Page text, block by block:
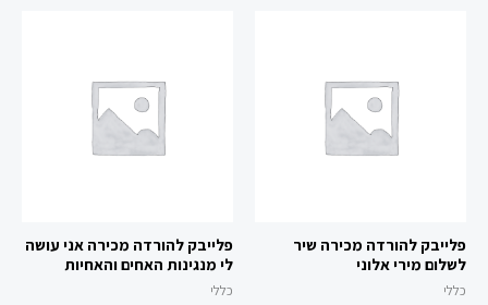
פלייבק להורדה מכירה שיר
לשלום מירי אלוני
כללי
פלייבק להורדה מכירה אני עושה
לי מנגינות האחים והאחיות
כללי